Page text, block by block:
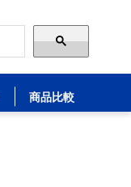
商品比較